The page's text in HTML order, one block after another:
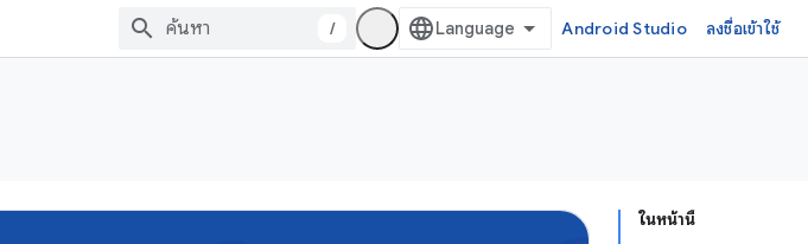
/ Android Studio ลงชื่อเข้าใช้
ในหน้านี้